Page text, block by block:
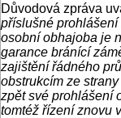
Důvodová zpráva
příslušné
osobní obhajoba je
garance bránící
zajištění řádného
obstrukcím ze
zpět své prohlášení
tomtéž řízení znovu